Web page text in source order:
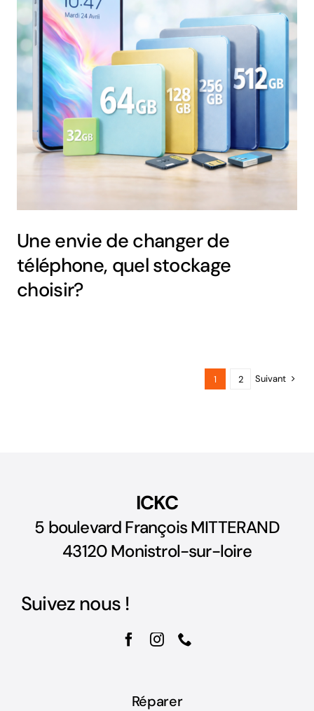
Une envie de changer de
téléphone, quel stockage
choisir?
1 2 Suivant
ICKC
5 boulevard François MITTERAND
43120 Monistrol-sur-loire
Suivez nous !
Réparer